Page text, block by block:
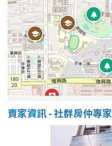
屋齡
不拘
5-10 年
20-30 年
賣家資訊 - 社群房仲專家